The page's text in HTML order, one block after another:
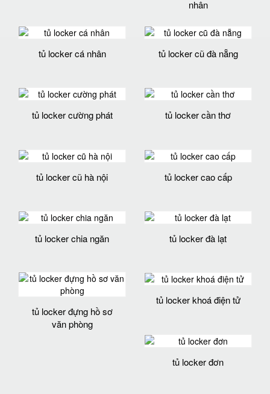
nhân
tủ locker cá nhân tủ locker cũ đà nẵng
tủ locker cường phát tủ locker cần thơ
tủ locker cũ hà nội tủ locker cao cấp
tủ locker chia ngăn tủ locker đà lạt
tủ locker đựng hồ sơ
văn phòng
tủ locker khoá điện tử
tủ locker đơn